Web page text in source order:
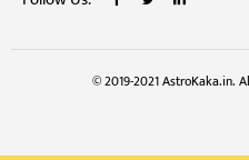
© 2019-2021 AstroKaka.in.